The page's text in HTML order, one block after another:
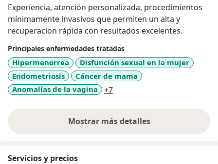
Experiencia, atención personalizada, procedimientos
mínimamente invasivos que permiten un alta y
recuperacion rápida con resultados excelentes.
Principales enfermedades tratadas
Hipermenorrea
Disfunción sexual en la mujer
Endometriosis
Cáncer de mama
Anomalías de la vagina
+7a11y_sr_more_diseases
Mostrar más detalles
sobre la experiencia
Servicios y precios